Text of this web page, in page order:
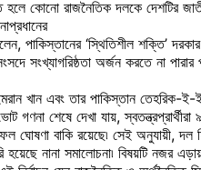
কোনো রাজনৈতিক দলকে দেশটির
পাকিস্তানের ‘স্থিতিশীল শক্তি’
সংখ্যাগরিষ্ঠতা অর্জন করতে না
ইমরান খান এবং তার পাকিস্তান
গণনা শেষে দেখা যায়,
ঘোষণা বাকি রয়েছে৷ সেই অনুযায়ী,
নানা সমালোচনা৷ বিষয়টি নজর